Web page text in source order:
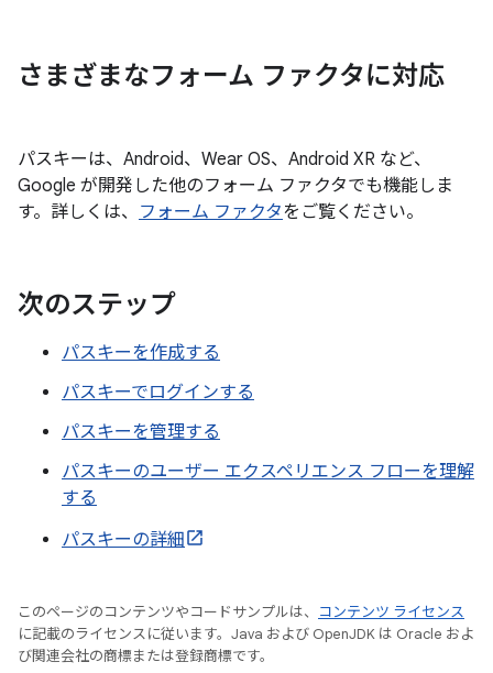
さまざまなフォーム ファクタに対応
パスキーは、Android、Wear OS、Android XR など、
Google が開発した他のフォーム ファクタでも機能しま
す。詳しくは、 フォーム ファクタをご覧ください。
次のステップ
パスキーを作成する
パスキーでログインする
パスキーを管理する
パスキーのユーザー エクスペリエンス フローを理解
する
パスキーの詳細
このページのコンテンツやコードサンプルは、
コンテンツ ライセンス
に記載のライセンスに従います。Java および OpenJDK は Oracle およ
び関連会社の商標または登録商標です。